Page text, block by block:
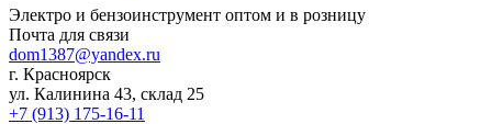
Электро и бензоинструмент оптом и в розницу
Почта для связи
dom1387@yandex.ru
г. Красноярск
ул. Калинина 43, склад 25
+7 (913) 175-16-11